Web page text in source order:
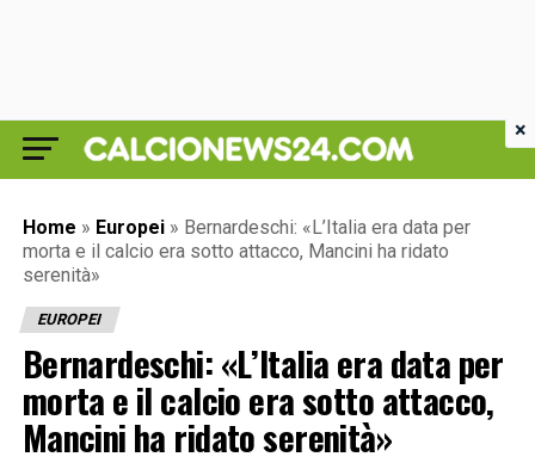
Home » Europei » Bernardeschi: «L’Italia era data per
morta e il calcio era sotto attacco, Mancini ha ridato
serenità»
EUROPEI
Bernardeschi: «L’Italia era data per
morta e il calcio era sotto attacco,
Mancini ha ridato serenità»
×